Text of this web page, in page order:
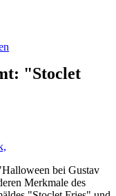
"Stoclet
bei Gustav
Merkmale des